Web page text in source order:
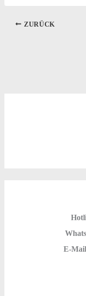
ZURÜCK
E-